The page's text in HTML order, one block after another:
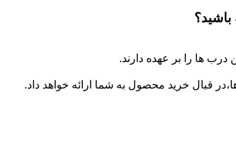
درب ها را بر عهده دارند.
قبال خرید محصول به شما ارائه خواهد داد.